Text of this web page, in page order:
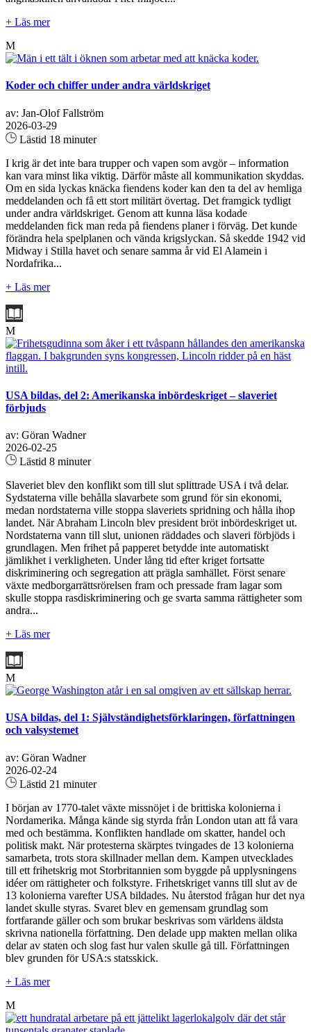
+ Läs mer
M
Koder och chiffer under andra världskriget
av: Jan-Olof Fallström
2026-03-29
Lästid 18 minuter
I krig är det inte bara trupper och vapen som avgör – information
kan vara minst lika viktig. Därför måste all kommunikation skyddas.
Om en sida lyckas knäcka fiendens koder kan den ta del av hemliga
meddelanden och få ett stort militärt övertag. Det framgick tydligt
under andra världskriget. Genom att kunna läsa kodade
meddelanden fick man reda på fiendens planer i förväg. Det kunde
förändra hela spelplanen och vända krigslyckan. Så skedde 1942 vid
Midway i Stilla havet och senare samma år vid El Alamein i
Nordafrika...
+ Läs mer
M
USA bildas, del 2: Amerikanska inbördeskriget – slaveriet
förbjuds
av: Göran Wadner
2026-02-25
Lästid 8 minuter
Slaveriet blev den konflikt som till slut splittrade USA i två delar.
Sydstaterna ville behålla slavarbete som grund för sin ekonomi,
medan nordstaterna ville stoppa slaveriets spridning och hålla ihop
landet. När Abraham Lincoln blev president bröt inbördeskriget ut.
Nordstaterna vann till slut, unionen räddades och slaveri förbjöds i
grundlagen. Men frihet på papperet betydde inte automatiskt
jämlikhet i verkligheten. Under lång tid efter kriget fortsatte
diskriminering och segregation att prägla samhället. Först senare
växte medborgarrättsrörelsen fram och pressade fram lagar som
skulle stoppa rasdiskriminering och ge svarta samma rättigheter som
andra...
+ Läs mer
M
USA bildas, del 1: Självständighetsförklaringen, författningen
och valsystemet
av: Göran Wadner
2026-02-24
Lästid 21 minuter
I början av 1770-talet växte missnöjet i de brittiska kolonierna i
Nordamerika. Många kände sig styrda från London utan att få vara
med och bestämma. Konflikten handlade om skatter, handel och
politisk makt. När protesterna skärptes tvingades de 13 kolonierna
samarbeta, trots stora skillnader mellan dem. Kampen utvecklades
till ett frihetskrig mot Storbritannien som byggde på upplysningens
idéer om rättigheter och folkstyre. Frihetskriget vanns till slut av de
13 kolonierna varefter USA bildades. Nu återstod frågan hur det nya
landet skulle styras. Svaret blev en gemensam grundlag som
fortfarande gäller och som brukar beskrivas som världens äldsta
skrivna nationella författning. Den delade upp makten mellan olika
delar av staten och slog fast hur valen skulle gå till. Författningen
blev grunden för USA:s statsskick.
+ Läs mer
M